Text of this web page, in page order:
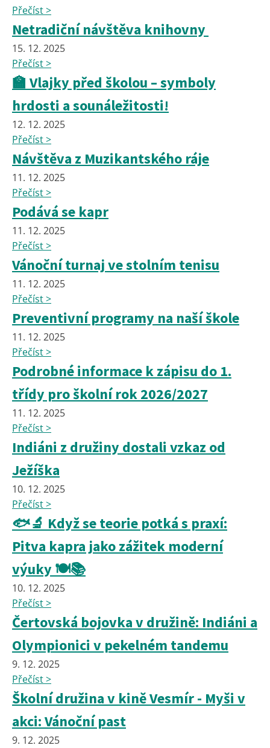
Přečíst >
Netradiční návštěva knihovny
15. 12. 2025
Přečíst >
🏫 Vlajky před školou – symboly
hrdosti a sounáležitosti!
12. 12. 2025
Přečíst >
Návštěva z Muzikantského ráje
11. 12. 2025
Přečíst >
Podává se kapr
11. 12. 2025
Přečíst >
Vánoční turnaj ve stolním tenisu
11. 12. 2025
Přečíst >
Preventivní programy na naší škole
11. 12. 2025
Přečíst >
Podrobné informace k zápisu do 1.
třídy pro školní rok 2026/2027
11. 12. 2025
Přečíst >
Indiáni z družiny dostali vzkaz od
Ježíška
10. 12. 2025
Přečíst >
🐟🔬 Když se teorie potká s praxí:
Pitva kapra jako zážitek moderní
výuky 🍽️📚
10. 12. 2025
Přečíst >
Čertovská bojovka v družině: Indiáni a
Olympionici v pekelném tandemu
9. 12. 2025
Přečíst >
Školní družina v kině Vesmír - Myši v
akci: Vánoční past
9. 12. 2025